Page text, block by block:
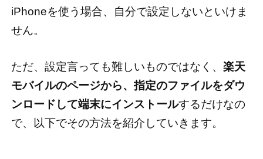
iPhoneを使う場合、自分で設定しないといけま
せん。
ただ、設定言っても難しいものではなく、 楽天
モバイルのページから、指定のファイルをダウ
ンロードして端末にインストールするだけなの
で、以下でその方法を紹介していきます。